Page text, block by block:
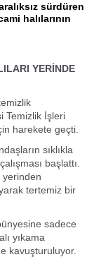
sürdüren
halılarının
YERİNDE
Temizlik İşleri
harekete geçti.
sıklıkla
başlattı.
yerinden
tertemiz bir
sadece
yıkama
kavuşturuluyor.